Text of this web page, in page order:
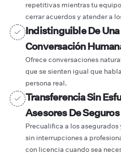
repetitivas mientras tu
cerrar acuerdos y atender a
Indistinguible De Una
Conversación
Ofrece conversaciones
que se sienten igual que
persona real.
Transferencia Sin
Asesores De Seguros
Precualifica a los
sin interrupciones a
con licencia cuando sea